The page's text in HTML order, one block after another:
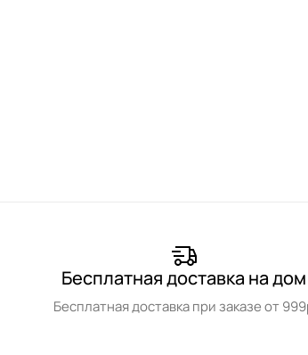
Бесплатная доставка на дом
Бесплатная доставка при заказе от